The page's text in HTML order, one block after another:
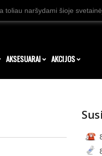
AKSESUARAI AKCIJOS
naršydami šioje